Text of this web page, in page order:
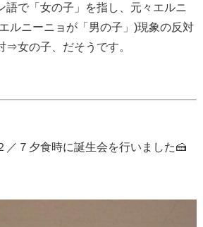
語で「女の子」を指し、元々エルニ
ルニーニョが「男の子」)現象の反対
⇒女の子、だそうです。
／７夕食時に誕生会を行いました🍰